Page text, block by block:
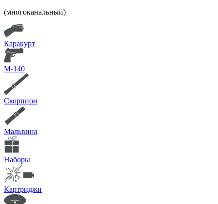
(многоканальный)
Каракурт
М-140
Скорпион
Мальвина
Наборы
Картриджи